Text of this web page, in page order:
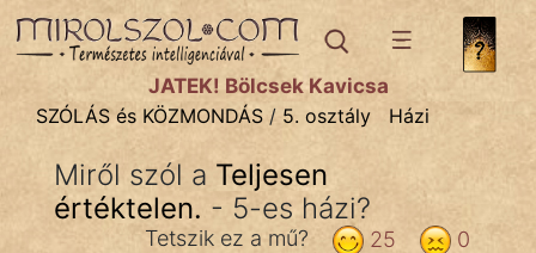
SZÓLÁS ÉS KÖZMONDÁStémák:
Bibliai
Közmondások
JÁTÉK! Bölcsek Kavicsa
SZÓLÁS és KÖZMONDÁS / 5. osztály Házi
Miről szól a Teljesen
értéktelen. - 5-es házi?
0
25
Tetszik ez a mű?